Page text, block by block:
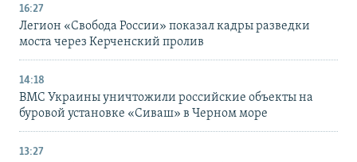
16:27
Легион «Свобода России» показал кадры разведки
моста через Керченский пролив
14:18
ВМС Украины уничтожили российские объекты на
буровой установке «Сиваш» в Черном море
13:27